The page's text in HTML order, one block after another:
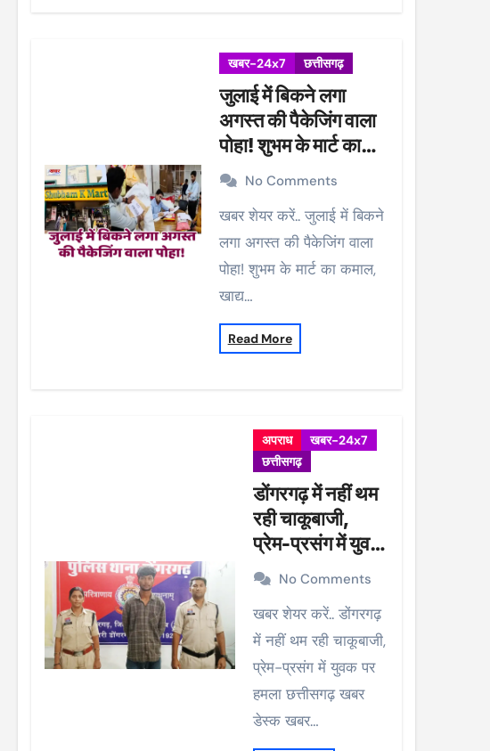
खबर-24x7 छत्तीसगढ़
जुलाई में बिकने लगा
अगस्त की पैकेजिंग वाला
पोहा! शुभम के मार्ट का
कमाल, खाद्य विभाग ने की
कार्रवाई, 38 पैकेट सीज
No Comments
खबर शेयर करें.. जुलाई में बिकने
लगा अगस्त की पैकेजिंग वाला
पोहा! शुभम के मार्ट का कमाल,
खाद्य…
Read More
अपराध
खबर-24x7
छत्तीसगढ़
डोंगरगढ़ में नहीं थम
रही चाकूबाजी,
प्रेम-प्रसंग में युवक
पर हमलाNo Comments
खबर शेयर करें.. डोंगरगढ़
में नहीं थम रही चाकूबाजी,
प्रेम-प्रसंग में युवक पर
हमला छत्तीसगढ़ खबर
डेस्क खबर…